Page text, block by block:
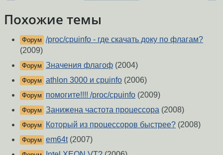
Похожие темы
Форум /proc/cpuinfo - где скачать доку по флагам?
(2009)
Форум Значения флагоф (2004)
Форум athlon 3000 и cpuinfo (2006)
Форум помогите!!!! /proc/cpuinfo (2009)
Форум Занижена частота процессора (2008)
Форум Который из процессоров быстрее? (2008)
Форум em64t(2007)